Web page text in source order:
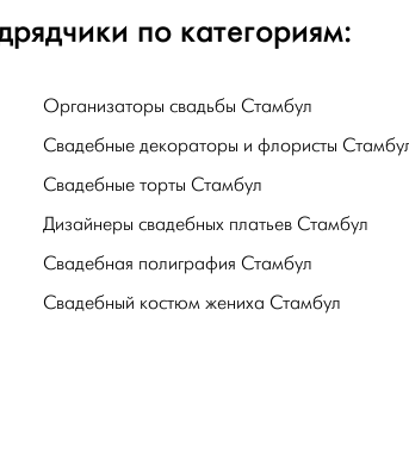
по категориям:
Организаторы свадьбы Стамбул
Свадебные декораторы и флористы
Свадебные торты Стамбул
Дизайнеры свадебных платьев Стамбул
Свадебная полиграфия Стамбул
Свадебный костюм жениха Стамбул